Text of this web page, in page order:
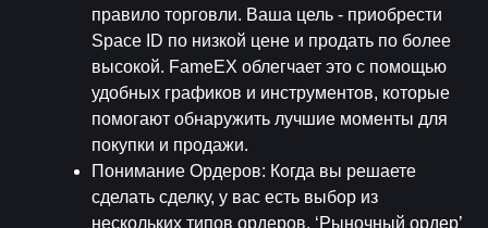
правило торговли. Ваша цель - приобрести
Space ID по низкой цене и продать по более
высокой. FameEX облегчает это с помощью
удобных графиков и инструментов, которые
помогают обнаружить лучшие моменты для
покупки и продажи.
Понимание Ордеров: Когда вы решаете
сделать сделку, у вас есть выбор из
нескольких типов ордеров. ‘Рыночный ордер’